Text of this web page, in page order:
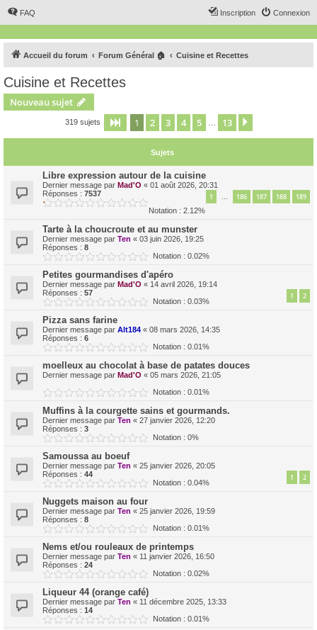
FAQ Connexion
Inscription
Accueil du forum Forum Général 🏠 Cuisine et Recettes
Cuisine et Recettes
Nouveau sujet
319 sujets Page 1sur13
1 2 3 4 5 13
Sujets
Libre expression autour de la cuisine
Dernier message par Mad'O « 01 août 2026, 20:31
Réponses : 7537 1 … 186 187 188 189
Notation : 2.12%
Tarte à la choucroute et au munster
Dernier message par Ten « 03 juin 2026, 19:25
Réponses : 8
Notation : 0.02%
Petites gourmandises d'apéro
Dernier message par Mad'O « 14 avril 2026, 19:14
Réponses : 57 1 2
Notation : 0.03%
Pizza sans farine
Dernier message par Alt184 « 08 mars 2026, 14:35
Réponses : 6
Notation : 0.01%
moelleux au chocolat à base de patates douces
Dernier message par Mad'O « 05 mars 2026, 21:05
Notation : 0.01%
Muffins à la courgette sains et gourmands.
Dernier message par Ten « 27 janvier 2026, 12:20
Réponses : 3
Notation : 0%
Samoussa au boeuf
Dernier message par Ten « 25 janvier 2026, 20:05
Réponses : 44 1 2
Notation : 0.04%
Nuggets maison au four
Dernier message par Ten « 25 janvier 2026, 19:59
Réponses : 8
Notation : 0.01%
Nems et/ou rouleaux de printemps
Dernier message par Ten « 11 janvier 2026, 16:50
Réponses : 24
Notation : 0.02%
Liqueur 44 (orange café)
Dernier message par Ten « 11 décembre 2025, 13:33
Réponses : 14
Notation : 0.01%